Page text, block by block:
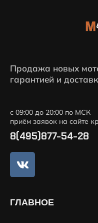
Продажа новых
гарантией и
с 09:00 до 20:00 по МСК
приём заявок на сайте
8(495)877-54-28
ГЛАВНОЕ